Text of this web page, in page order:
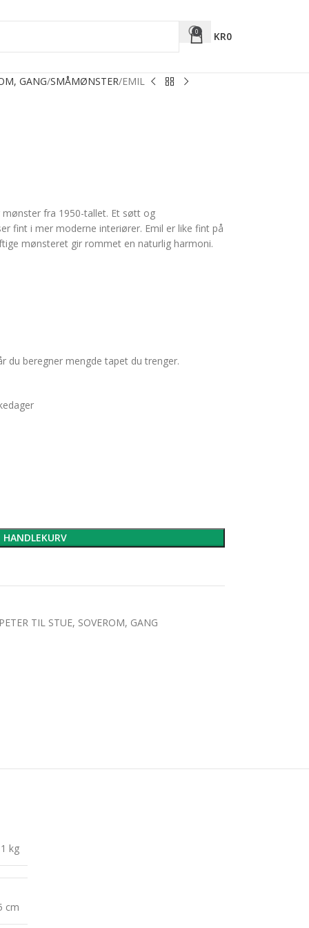
0 KR0
GANG SMÅMØNSTER EMIL
fra 1950-tallet. Et søtt og
fint i mer moderne interiører. Emil er like fint på
mønsteret gir rommet en naturlig harmoni.
du beregner mengde tapet du trenger.
HANDLEKURV
TIL STUE, SOVEROM, GANG
1 kg
cm